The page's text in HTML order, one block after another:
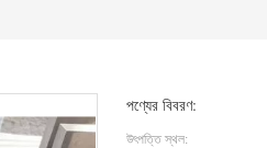
পণ্যের বিবরণ:
উৎপত্তি স্থল: